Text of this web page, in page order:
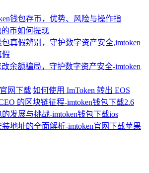
钱包存币，优势、风险与操作指
的币如何提现
包真假辨别，守护数字资产安全,imtoken
假
改余额骗局，守护数字资产安全-imtoken
网下载|如何使用 ImToken 转出 EOS
的区块链征程-imtoken钱包下载2.6
的发展与挑战-imtoken钱包下载ios
装地址的全面解析-imtoken官网下载苹果